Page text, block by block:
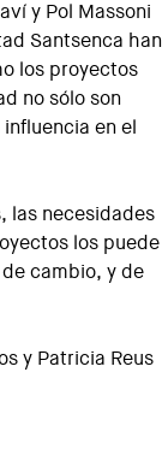
y Pol Massoni
Santsenca han
los proyectos
no sólo son
en el
las necesidades
los puede
cambio, y de
y Patricia Reus